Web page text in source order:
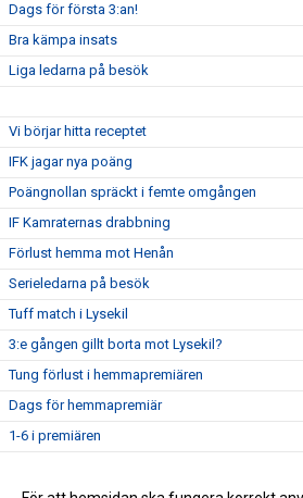
Dags för första 3:an!
Bra kämpa insats
Liga ledarna på besök
Vi börjar hitta receptet
IFK jagar nya poäng
Poängnollan spräckt i femte omgången
IF Kamraternas drabbning
Förlust hemma mot Henån
Serieledarna på besök
Tuff match i Lysekil
3:e gången gillt borta mot Lysekil?
Tung förlust i hemmapremiären
Dags för hemmapremiär
1-6 i premiären